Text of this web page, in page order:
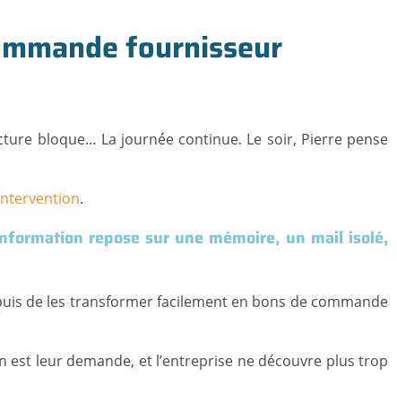
fournisseur
bloque… La journée continue. Le soir, Pierre pense
.
repose sur une mémoire, un mail isolé,
de les transformer facilement en bons de commande
est leur demande, et l’entreprise ne découvre plus trop